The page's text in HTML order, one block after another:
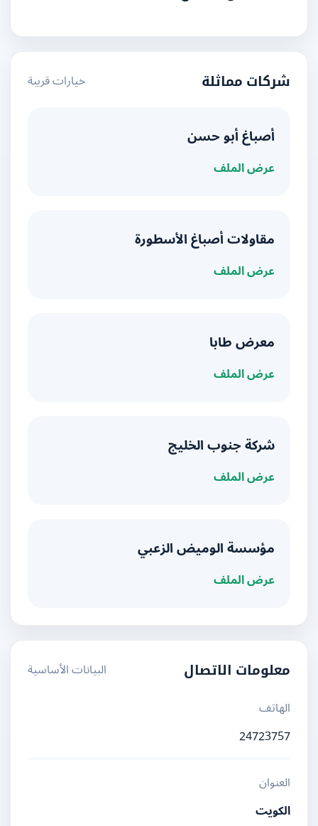
شركات مماثلة خيارات قريبة
أصباغ أبو حسن
عرض الملف
مقاولات أصباغ الأسطورة
عرض الملف
معرض طابا
عرض الملف
شركة جنوب الخليج
عرض الملف
مؤسسة الوميض الزعبي
عرض الملف
معلومات الاتصال
البيانات الأساسية
الهاتف
24723757
العنوان
الكويت